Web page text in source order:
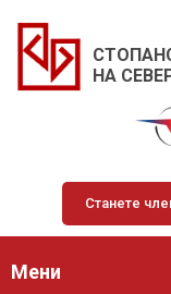
НА
Станете
Мени